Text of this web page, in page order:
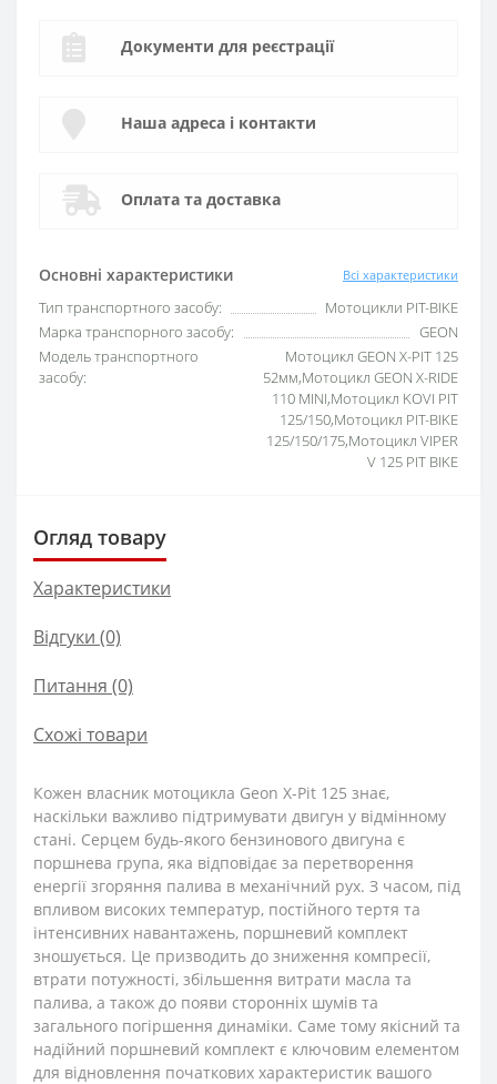
Основні характеристики Всі характеристики
Тип транспортного засобу:
Мотоцикли PIT-BIKE
Марка транспорного засобу:
GEON
Модель транспортного
засобу:
Мотоцикл GEON X-PIT 125
52мм,Мотоцикл GEON X-RIDE
110 MINI,Мотоцикл KOVI PIT
125/150,Мотоцикл PIT-BIKE
125/150/175,Мотоцикл VIPER
V 125 PIT BIKE
Документи для реєстрації
Наша адреса і контакти
Оплата та доставка
Огляд товару
Характеристики
Відгуки (0)
Питання (0)
Схожі товари
Кожен власник мотоцикла Geon X-Pit 125 знає,
наскільки важливо підтримувати двигун у відмінному
стані. Серцем будь-якого бензинового двигуна є
поршнева група, яка відповідає за перетворення
енергії згоряння палива в механічний рух. З часом, під
впливом високих температур, постійного тертя та
інтенсивних навантажень, поршневий комплект
зношується. Це призводить до зниження компресії,
втрати потужності, збільшення витрати масла та
палива, а також до появи сторонніх шумів та
загального погіршення динаміки. Саме тому якісний та
надійний поршневий комплект є ключовим елементом
для відновлення початкових характеристик вашого